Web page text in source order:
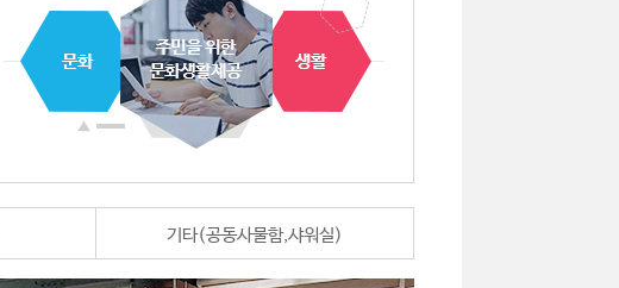
기타(공동사물함,샤워실)